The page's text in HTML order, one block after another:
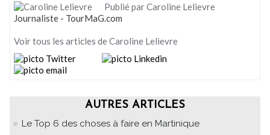
Publié par Caroline Lelievre
Journaliste - TourMaG.com
Voir tous les articles de Caroline Lelievre
AUTRES ARTICLES
Le Top 6 des choses à faire en Martinique